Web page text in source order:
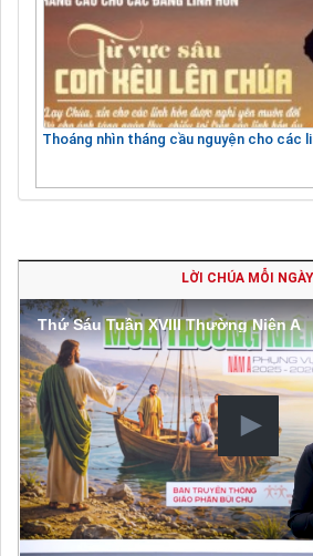
Thoáng nhìn tháng cầu nguyện cho các
LỜI CHÚA MỖI NGÀY
Thứ Sáu Tuần XVIII Thường Niên A